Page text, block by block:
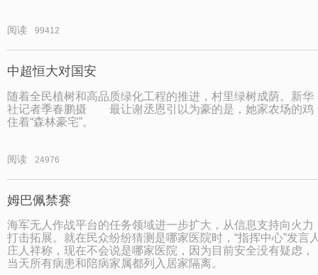
阅读 99412
中超恒大对国安
随着全民植树和高品质绿化工程的推进，村里绿树成荫。新华
社记者季春鹏摄 最让谢丞恩引以为豪的是，她家农场的鸡
住着“森林豪宅”。
阅读 24976
姆巴佩禁赛
海军无人作战平台的任务领域进一步扩大，从信息支持向火力
打击拓展。就在民众纷纷猜测是哪家医院时，“指挥中心”发言
庄人祥称，现在不会说是哪家医院，因为目前安全没有疑虑，
当天所有病患和陪病家属都列入居家隔离。